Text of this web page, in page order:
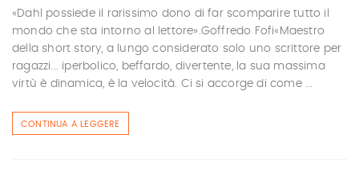
«Dahl possiede il rarissimo dono di far scomparire tutto il
mondo che sta intorno al lettore».Goffredo Fofi«Maestro
della short story, a lungo considerato solo uno scrittore per
ragazzi... iperbolico, beffardo, divertente, la sua massima
virtù è dinamica, è la velocità. Ci si accorge di come ...
CONTINUA A LEGGERE